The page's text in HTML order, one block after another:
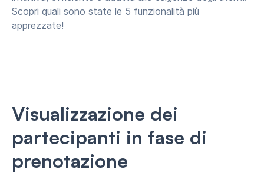
Scopri quali sono state le 5 funzionalità più
apprezzate!
Visualizzazione dei
partecipanti in fase di
prenotazione